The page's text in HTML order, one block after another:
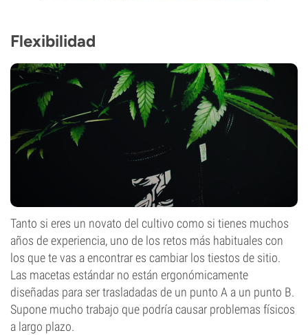
Flexibilidad
Tanto si eres un novato del cultivo como si tienes muchos
años de experiencia, uno de los retos más habituales con
los que te vas a encontrar es cambiar los tiestos de sitio.
Las macetas estándar no están ergonómicamente
diseñadas para ser trasladadas de un punto A a un punto B.
Supone mucho trabajo que podría causar problemas físicos
a largo plazo.